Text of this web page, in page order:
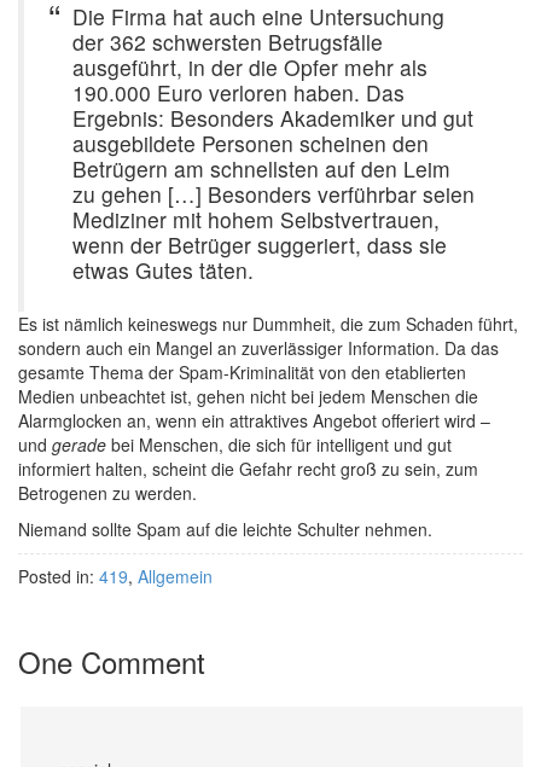
Die Firma hat auch eine Untersuchung
der 362 schwersten Betrugsfälle
ausgeführt, in der die Opfer mehr als
190.000 Euro verloren haben. Das
Ergebnis: Besonders Akademiker und gut
ausgebildete Personen scheinen den
Betrügern am schnellsten auf den Leim
zu gehen […] Besonders verführbar seien
Mediziner mit hohem Selbstvertrauen,
wenn der Betrüger suggeriert, dass sie
etwas Gutes täten.
Es ist nämlich keineswegs nur Dummheit, die zum Schaden führt,
sondern auch ein Mangel an zuverlässiger Information. Da das
gesamte Thema der Spam-Kriminalität von den etablierten
Medien unbeachtet ist, gehen nicht bei jedem Menschen die
Alarmglocken an, wenn ein attraktives Angebot offeriert wird –
und gerade bei Menschen, die sich für intelligent und gut
informiert halten, scheint die Gefahr recht groß zu sein, zum
Betrogenen zu werden.
Niemand sollte Spam auf die leichte Schulter nehmen.
Posted in: 419, Allgemein
One Comment